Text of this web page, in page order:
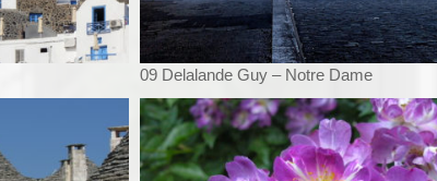
09 Delalande Guy – Notre Dame